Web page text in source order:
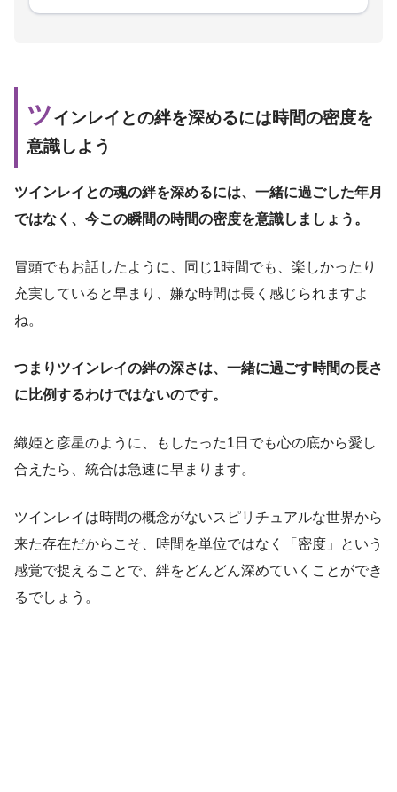
ツインレイとの絆を深めるには時間の密度を
意識しよう
ツインレイとの魂の絆を深めるには、一緒に過ごした年月
ではなく、今この瞬間の時間の密度を意識しましょう。
冒頭でもお話したように、同じ1時間でも、楽しかったり
充実していると早まり、嫌な時間は長く感じられますよ
ね。
つまりツインレイの絆の深さは、一緒に過ごす時間の長さ
に比例するわけではないのです。
織姫と彦星のように、もしたった1日でも心の底から愛し
合えたら、統合は急速に早まります。
ツインレイは時間の概念がないスピリチュアルな世界から
来た存在だからこそ、時間を単位ではなく「密度」という
感覚で捉えることで、絆をどんどん深めていくことができ
るでしょう。